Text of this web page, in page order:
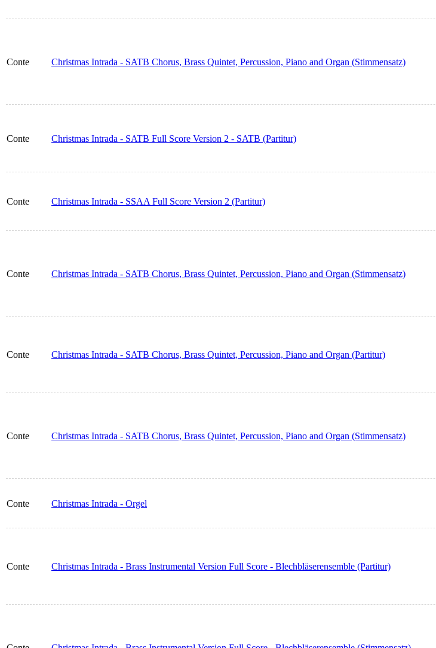
Conte Christmas Intrada - SATB Chorus, Brass Quintet, Percussion, Piano and Organ (Stimmensatz)
Conte Christmas Intrada - SATB Full Score Version 2 - SATB (Partitur)
Conte Christmas Intrada - SSAA Full Score Version 2 (Partitur)
Conte Christmas Intrada - SATB Chorus, Brass Quintet, Percussion, Piano and Organ (Stimmensatz)
Conte Christmas Intrada - SATB Chorus, Brass Quintet, Percussion, Piano and Organ (Partitur)
Conte Christmas Intrada - SATB Chorus, Brass Quintet, Percussion, Piano and Organ (Stimmensatz)
Conte Christmas Intrada - Orgel
Conte Christmas Intrada - Brass Instrumental Version Full Score - Blechbläserensemble (Partitur)